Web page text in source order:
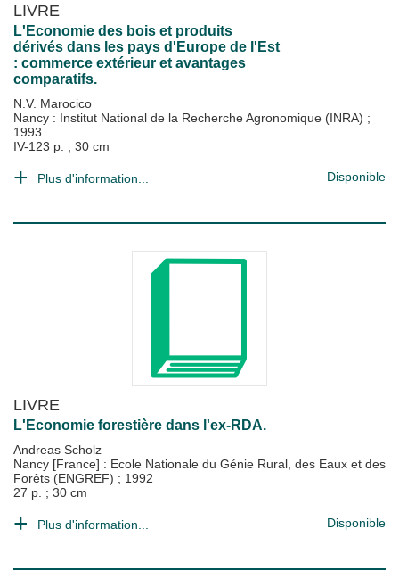
LIVRE
L'Economie des bois et produits
dérivés dans les pays d'Europe de l'Est
: commerce extérieur et avantages
comparatifs.
N.V. Marocico
Nancy : Institut National de la Recherche Agronomique (INRA) ;
1993
IV-123 p. ; 30 cm
Plus d'information... Disponible
LIVRE
L'Economie forestière dans l'ex-RDA.
Andreas Scholz
Nancy [France] : Ecole Nationale du Génie Rural, des Eaux et des
Forêts (ENGREF) ; 1992
27 p. ; 30 cm
Plus d'information... Disponible